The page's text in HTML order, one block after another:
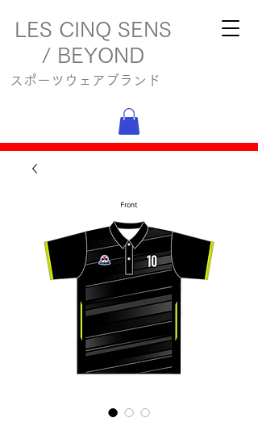
LES CINQ SENS
/ BEYOND
スポーツウェアブランド